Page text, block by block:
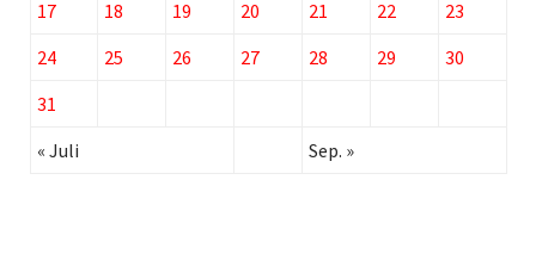
17
18 19 20 21 22
23
24
25 26 27 28 29
30
31
« Juli
Sep. »